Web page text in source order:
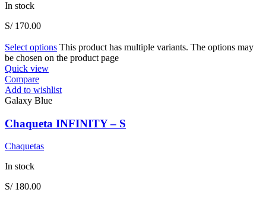
In stock
S/170.00
Select options This product has multiple variants. The options may
be chosen on the product page
Quick view
Compare
Add to wishlist
Galaxy Blue
Chaqueta INFINITY – S
Chaquetas
In stock
S/180.00